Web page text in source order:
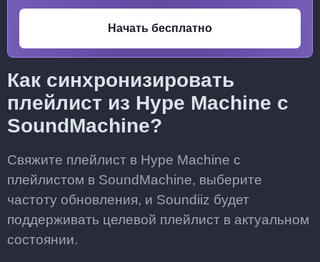
Начать бесплатно
Как синхронизировать
плейлист из Hype Machine с
SoundMachine?
Свяжите плейлист в Hype Machine с
плейлистом в SoundMachine, выберите
частоту обновления, и Soundiiz будет
поддерживать целевой плейлист в актуальном
состоянии.